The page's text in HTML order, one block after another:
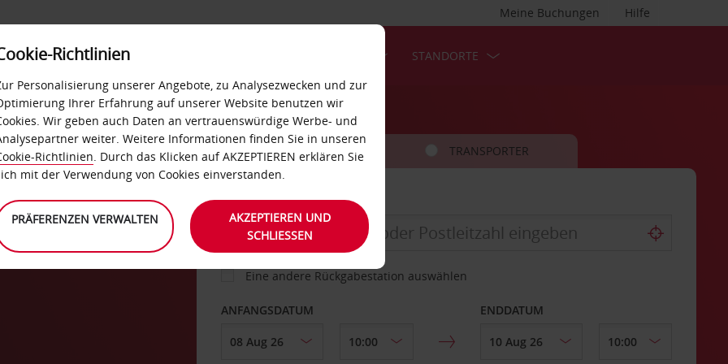
Hilfe
Meine Buchungen
SELF-SERVICES STANDORTE
FAHRZEUG TRANSPORTER
ABHOLEN VON
Eine andere Rückgabestation auswählen
ANFANGSDATUM ENDDATUM
Richtlinien
Personalisierung unserer Angebote, zu Analysezwecken und zur
Ihrer Erfahrung auf unserer Website benutzen wir
Wir geben auch Daten an vertrauenswürdige Werbe- und
weiter. Weitere Informationen finden Sie in unseren
Richtlinien. Durch das Klicken auf AKZEPTIEREN erklären Sie
mit der Verwendung von Cookies einverstanden.
PRÄFERENZEN VERWALTEN
AKZEPTIEREN UND
SCHLIESSEN